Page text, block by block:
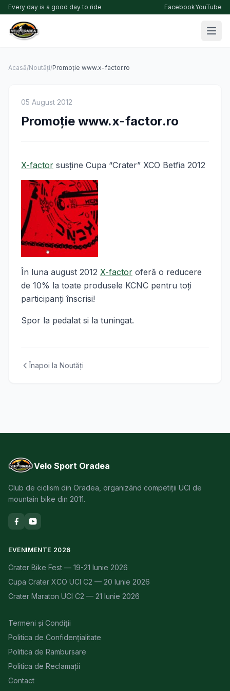
Every day is a good day to ride FacebookYouTube
Acasă/Noutăți/Promoţie www.x-factor.ro
05 August 2012
Promoţie www.x-factor.ro
X-factor susţine Cupa “Crater” XCO Betfia 2012
În luna august 2012 X-factor oferă o reducere
de 10% la toate produsele KCNC pentru toţi
participanţi înscrisi!
Spor la pedalat si la tuningat.
Înapoi la Noutăți
Velo Sport Oradea
Club de ciclism din Oradea, organizând competiții UCI de
mountain bike din 2011.
EVENIMENTE 2026
Crater Bike Fest — 19-21 Iunie 2026
Cupa Crater XCO UCI C2 — 20 Iunie 2026
Crater Maraton UCI C2 — 21 Iunie 2026
Termeni și Condiții
Politica de Confidențialitate
Politica de Rambursare
Politica de Reclamații
Contact